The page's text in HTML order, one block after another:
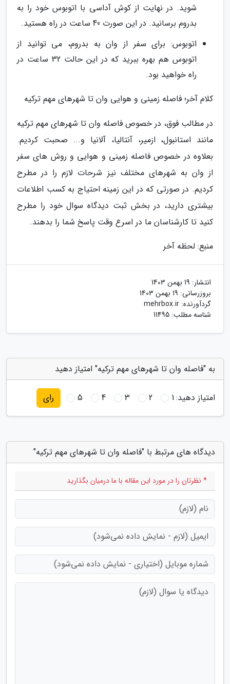
شوید. در نهایت از کوش آداسی با اتوبوس خود را به
بدروم برسانید. در این صورت 40 ساعت در راه هستید.
اتوبوس: برای سفر از وان به بدروم، می توانید از
اتوبوس هم بهره ببرید که در این حالت 32 ساعت در
راه خواهید بود.
کلام آخر؛ فاصله زمینی و هوایی وان تا شهرهای مهم ترکیه
در مطالب فوق، در خصوص فاصله وان تا شهرهای مهم ترکیه
مانند استانبول، ازمیر، آنتالیا، آلانیا و... صحبت کردیم.
بعلاوه در خصوص فاصله زمینی و هوایی و روش های سفر
از وان به شهرهای مختلف نیز شرحات لازم را در مطرح
کردیم. در صورتی که در این زمینه احتیاج به کسب اطلاعات
بیشتری دارید، در بخش ثبت دیدگاه سوال خود را مطرح
کنید تا کارشناسان ما در اسرع وقت پاسخ شما را بدهند.
منبع: لحظه آخر
انتشار: 19 بهمن 1403
بروزرسانی: 19 بهمن 1403
گردآورنده: mehrbox.ir
شناسه مطلب: 11495
به "فاصله وان تا شهرهای مهم ترکیه" امتیاز دهید
امتیاز دهید:1
2
3
4
5 رای
دیدگاه های مرتبط با "فاصله وان تا شهرهای مهم ترکیه"
* نظرتان را در مورد این مقاله با ما درمیان بگذارید